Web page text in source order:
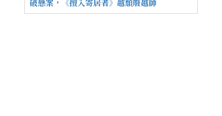
破懸案，《擅入寄居者》越頹廢越帥